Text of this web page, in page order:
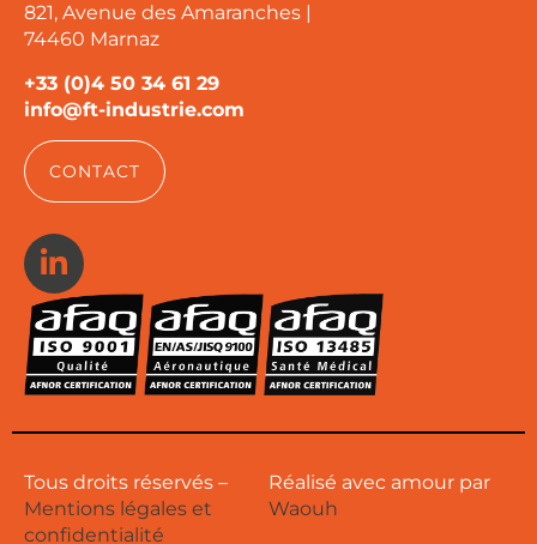
821, Avenue des Amaranches |
74460 Marnaz
+33 (0)4 50 34 61 29
info@ft-industrie.com
CONTACT
Tous droits réservés –
Mentions légales et
confidentialité
Réalisé avec amour par
Waouh